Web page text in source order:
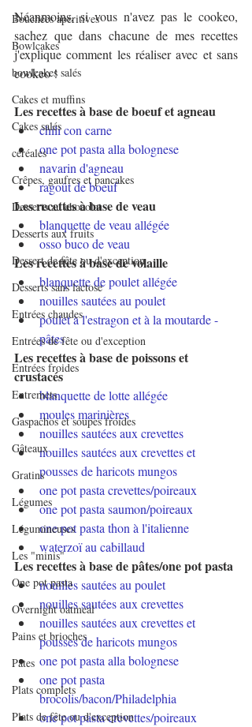
Bouchées apéritives
Bowlcakes
bowlcakes salés
Cakes et muffins
Cakes salés
céréales
Crêpes, gaufres et pancakes
Desserts au chocolat
Desserts aux fruits
Dessert de fête ou d'exception
Desserts sans lactose
Entrées chaudes
Entrées de fête ou d'exception
Entrées froides
Entremets
Gaspachos et soupes froides
Gâteaux
Gratins
Légumes
Légumineuses
Les "minis"
One pot pasta
Overnight oatmeal
Pains et brioches
Pâtes
Plats complets
Plats de fête ou d'exception
Néanmoins, si vous n'avez pas le cookeo,
sachez que dans chacune de mes recettes
j'explique comment les réaliser avec et sans
cookeo !
Les recettes à base de boeuf et agneau
chili con carne
one pot pasta alla bolognese
navarin d'agneau
ragoût de boeuf
Les recettes à base de veau
blanquette de veau allégée
osso buco de veau
Les recettes à base de volaille
blanquette de poulet allégée
nouilles sautées au poulet
poulet à l'estragon et à la moutarde -
pâtes
Les recettes à base de poissons et
crustacés
blanquette de lotte allégée
moules marinières
nouilles sautées aux crevettes
nouilles sautées aux crevettes et
pousses de haricots mungos
one pot pasta crevettes/poireaux
one pot pasta saumon/poireaux
one pot pasta thon à l'italienne
waterzoï au cabillaud
Les recettes à base de pâtes/one pot pasta
nouilles sautées au poulet
nouilles sautées aux crevettes
nouilles sautées aux crevettes et
pousses de haricots mungos
one pot pasta alla bolognese
one pot pasta
brocolis/bacon/Philadelphia
one pot pasta crevettes/poireaux